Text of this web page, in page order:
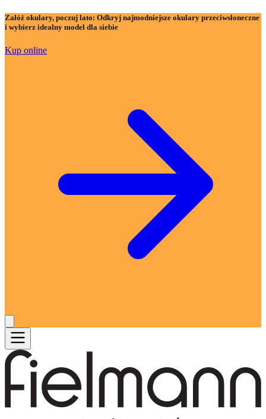
Załóż okulary, poczuj lato: Odkryj najmodniejsze okulary przeciwsłoneczne
i wybierz idealny model dla siebie
Kup online